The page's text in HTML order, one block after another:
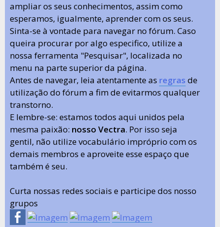
ampliar os seus conhecimentos, assim como
esperamos, igualmente, aprender com os seus.
Sinta-se à vontade para navegar no fórum. Caso
queira procurar por algo especifico, utilize a
nossa ferramenta "Pesquisar", localizada no
menu na parte superior da página.
Antes de navegar, leia atentamente as regras de
utilização do fórum a fim de evitarmos qualquer
transtorno.
E lembre-se: estamos todos aqui unidos pela
mesma paixão: nosso Vectra. Por isso seja
gentil, não utilize vocabulário impróprio com os
demais membros e aproveite esse espaço que
também é seu.
Curta nossas redes sociais e participe dos nosso
grupos